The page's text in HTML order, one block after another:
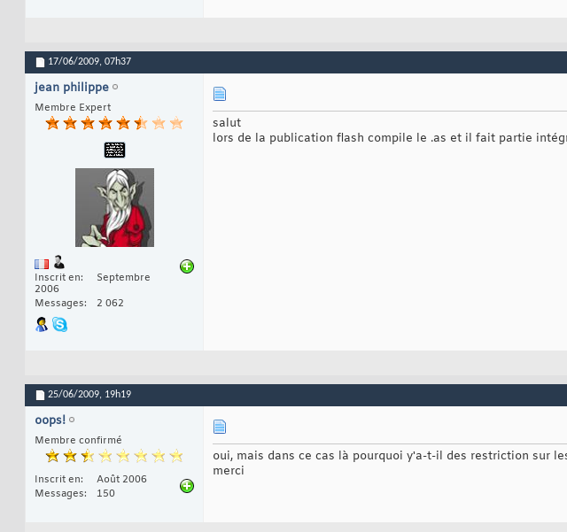
17/06/2009, 07h37
jean philippe
Membre Expert
Inscrit en
Septembre
2006
Messages
2 062
salut
lors de la publication flash compile le .as et il fait partie
25/06/2009, 19h19
oops!
Membre confirmé
Inscrit en
Août 2006
Messages
150
oui, mais dans ce cas là pourquoi y'a-t-il des restriction sur
merci